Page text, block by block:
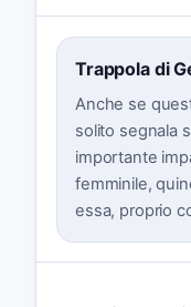
Trappola di
Anche se
solito segnala
importante
femminile,
essa, proprio